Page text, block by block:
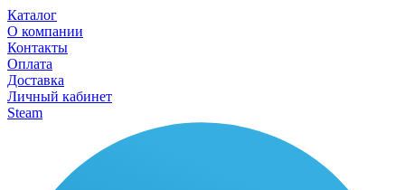
Каталог
О компании
Контакты
Оплата
Доставка
Личный кабинет
Steam